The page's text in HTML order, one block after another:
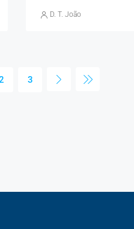
D. T. João
3